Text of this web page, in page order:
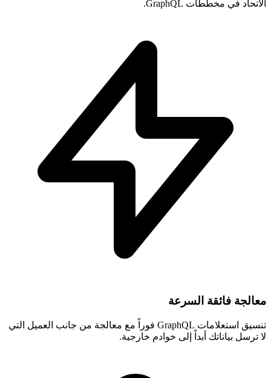
الاتحاد في مخططات GraphQL.
معالجة فائقة السرعة
تنسيق استعلامات GraphQL فوراً مع معالجة من جانب العميل التي
لا ترسل بياناتك أبداً إلى خوادم خارجية.